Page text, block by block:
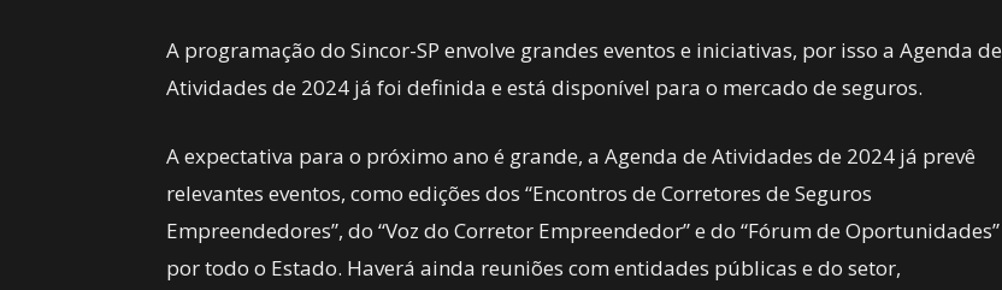
A programação do Sincor-SP envolve grandes eventos e iniciativas, por isso a Agenda de
Atividades de 2024 já foi definida e está disponível para o mercado de seguros.
A expectativa para o próximo ano é grande, a Agenda de Atividades de 2024 já prevê
relevantes eventos, como edições dos “Encontros de Corretores de Seguros
Empreendedores”, do “Voz do Corretor Empreendedor” e do “Fórum de Oportunidades”
por todo o Estado. Haverá ainda reuniões com entidades públicas e do setor,